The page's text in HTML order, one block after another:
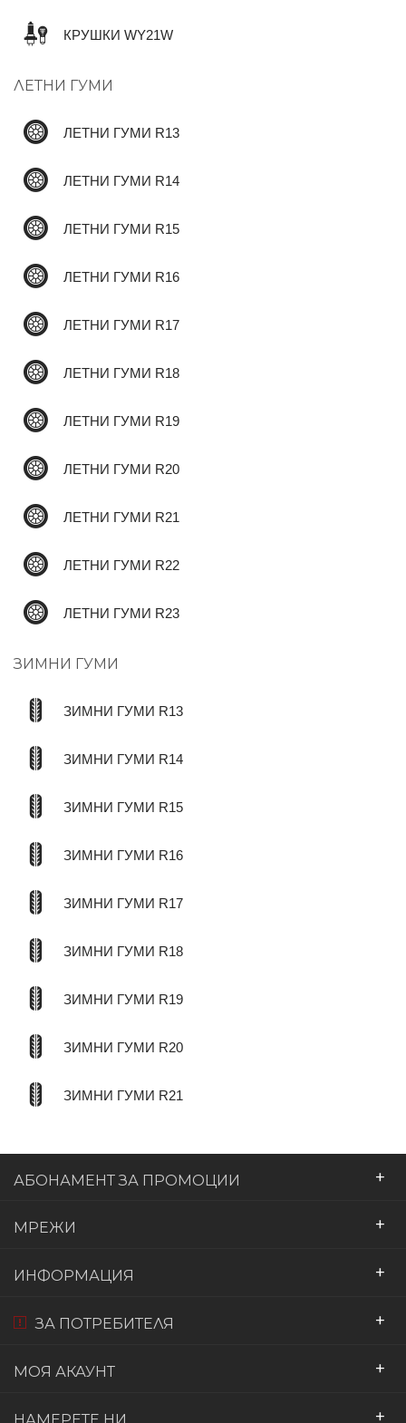
КРУШКИ WY21W
ЛЕТНИ ГУМИ
ЛЕТНИ ГУМИ R13
ЛЕТНИ ГУМИ R14
ЛЕТНИ ГУМИ R15
ЛЕТНИ ГУМИ R16
ЛЕТНИ ГУМИ R17
ЛЕТНИ ГУМИ R18
ЛЕТНИ ГУМИ R19
ЛЕТНИ ГУМИ R20
ЛЕТНИ ГУМИ R21
ЛЕТНИ ГУМИ R22
ЛЕТНИ ГУМИ R23
ЗИМНИ ГУМИ
ЗИМНИ ГУМИ R13
ЗИМНИ ГУМИ R14
ЗИМНИ ГУМИ R15
ЗИМНИ ГУМИ R16
ЗИМНИ ГУМИ R17
ЗИМНИ ГУМИ R18
ЗИМНИ ГУМИ R19
ЗИМНИ ГУМИ R20
ЗИМНИ ГУМИ R21
АБОНАМЕНТ ЗА ПРОМОЦИИ +
МРЕЖИ +
ИНФОРМАЦИЯ +
ЗА ПОТРЕБИТЕЛЯ +
МОЯ АКАУНТ +
НАМЕРЕТЕ НИ +